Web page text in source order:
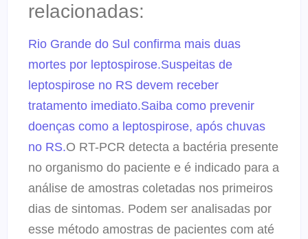
relacionadas:
Rio Grande do Sul confirma mais duas
mortes por leptospirose.Suspeitas de
leptospirose no RS devem receber
tratamento imediato.Saiba como prevenir
doenças como a leptospirose, após chuvas
no RS.O RT-PCR detecta a bactéria presente
no organismo do paciente e é indicado para a
análise de amostras coletadas nos primeiros
dias de sintomas. Podem ser analisadas por
esse método amostras de pacientes com até